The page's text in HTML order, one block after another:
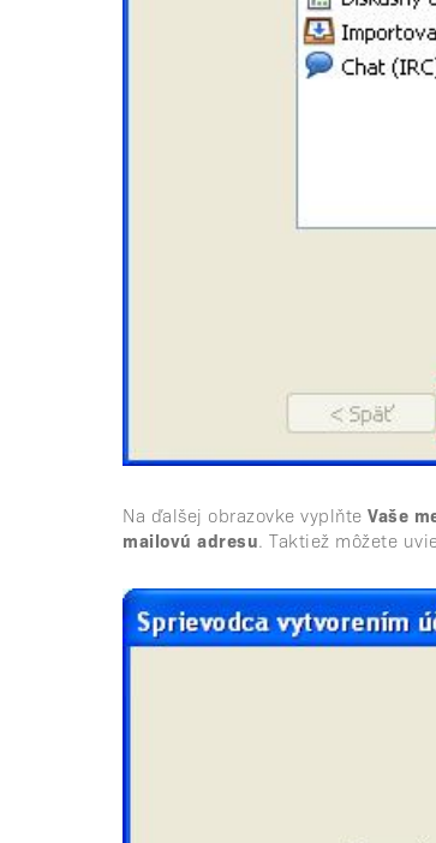
Na ďalšej obrazovke vyplňte Vaše
mailovú adresu. Taktiež môžete